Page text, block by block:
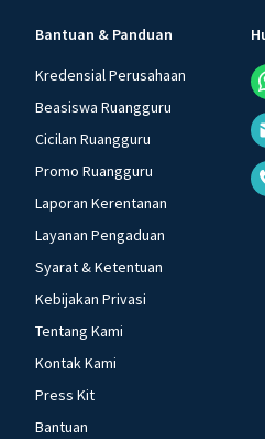
Bantuan & Panduan
Kredensial Perusahaan
Beasiswa Ruangguru
Cicilan Ruangguru
Promo Ruangguru
Laporan Kerentanan
Layanan Pengaduan
Syarat & Ketentuan
Kebijakan Privasi
Tentang Kami
Kontak Kami
Press Kit
Bantuan